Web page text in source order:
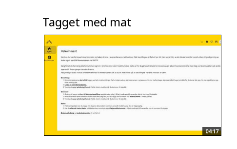
Tagget med mat
04:17